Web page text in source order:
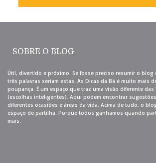
SOBRE O BLOG
Útil, divertido e próximo. Se fosse preciso resumir o blog
três palavras seriam estas. As Dicas da Bá é muito mais
poupança. É um espaço que traz uma visão diferente das
(escolhas inteligentes). Aqui podem encontrar
diferentes ocasiões e áreas da vida. Acima de tudo, o
espaço de partilha. Porque todos ganhamos quando
mais.